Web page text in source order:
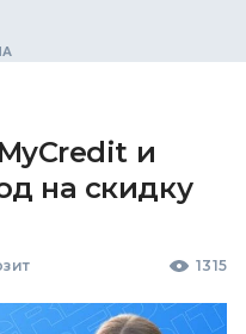
и
на скидку
1315